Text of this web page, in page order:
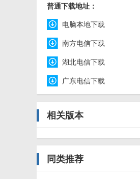
普通下载地址：
电脑本地下载
南方电信下载
湖北电信下载
广东电信下载
相关版本
同类推荐